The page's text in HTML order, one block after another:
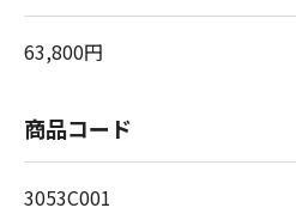
63,800円
商品コード
3053C001